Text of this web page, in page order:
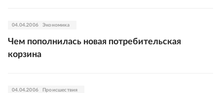
04.04.2006 Экономика
Чем пополнилась новая потребительская
корзина
04.04.2006 Происшествия